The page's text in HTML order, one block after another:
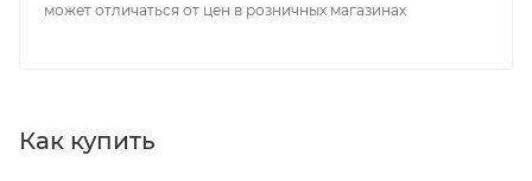
может отличаться от цен в розничных магазинах
Как купить